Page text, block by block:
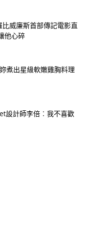
威廉斯首部傳記電影直
他心碎
煮出星級軟嫩雞胸料理
設計師李倍︰我不喜歡